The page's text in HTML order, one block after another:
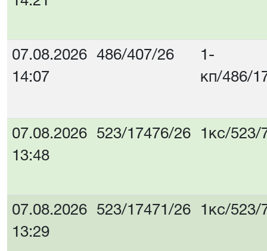
07.08.2026
14:07
486/407/26
1-
кп/486/
07.08.2026
13:48
523/17476/26 1кс/523/
07.08.2026
13:29
523/17471/26 1кс/523/